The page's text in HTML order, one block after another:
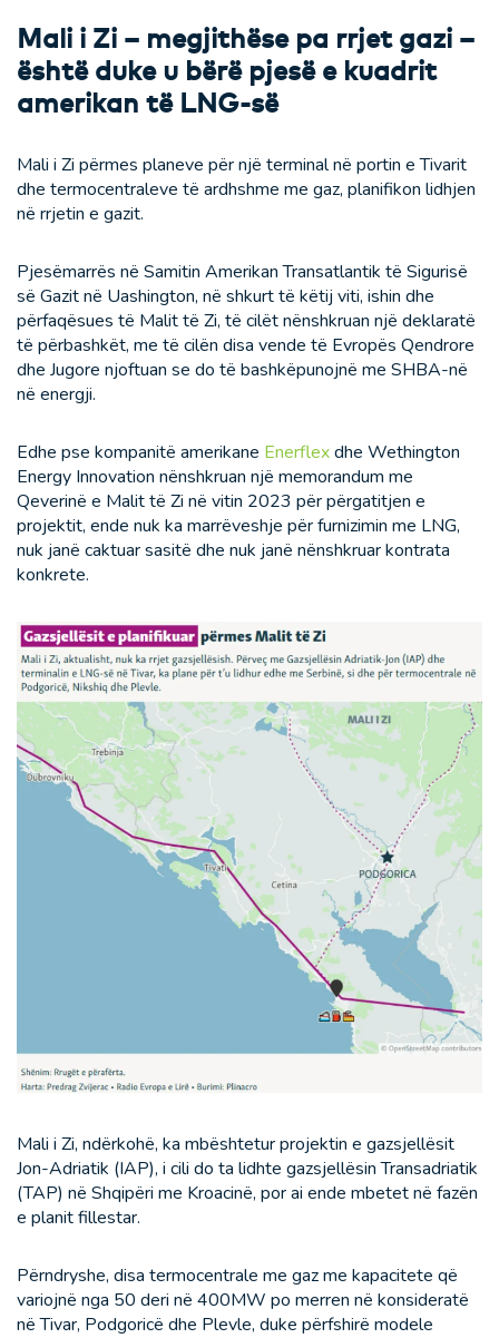
Mali i Zi – megjithëse pa rrjet gazi –
është duke u bërë pjesë e kuadrit
amerikan të LNG-së
Mali i Zi përmes planeve për një terminal në portin e Tivarit
dhe termocentraleve të ardhshme me gaz, planifikon lidhjen
në rrjetin e gazit.
Pjesëmarrës në Samitin Amerikan Transatlantik të Sigurisë
së Gazit në Uashington, në shkurt të këtij viti, ishin dhe
përfaqësues të Malit të Zi, të cilët nënshkruan një deklaratë
të përbashkët, me të cilën disa vende të Evropës Qendrore
dhe Jugore njoftuan se do të bashkëpunojnë me SHBA-në
në energji.
Edhe pse kompanitë amerikane Enerflexdhe Wethington
Energy Innovation nënshkruan një memorandum me
Qeverinë e Malit të Zi në vitin 2023 për përgatitjen e
projektit, ende nuk ka marrëveshje për furnizimin me LNG,
nuk janë caktuar sasitë dhe nuk janë nënshkruar kontrata
konkrete.
Mali i Zi, ndërkohë, ka mbështetur projektin e gazsjellësit
Jon-Adriatik (IAP), i cili do ta lidhte gazsjellësin Transadriatik
(TAP) në Shqipëri me Kroacinë, por ai ende mbetet në fazën
e planit fillestar.
Përndryshe, disa termocentrale me gaz me kapacitete që
variojnë nga 50 deri në 400MW po merren në konsideratë
në Tivar, Podgoricë dhe Plevle, duke përfshirë modele